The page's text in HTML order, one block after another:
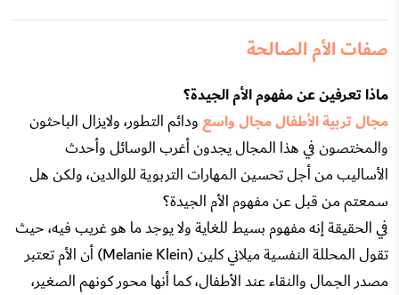
صفات الأم الصالحة
ماذا تعرفين عن مفهوم الأم الجيدة؟
مجال تربية الأطفال مجال واسعودائم التطور، ولايزال الباحثون
والمختصون في هذا المجال يجدون أغرب الوسائل وأحدث
الأساليب من أجل تحسين المهارات التربوية للوالدين، ولكن هل
سمعتم من قبل عن مفهوم الأم الجيدة؟
في الحقيقة إنه مفهوم بسيط للغاية ولا يوجد ما هو غريب فيه، حيث
تقول المحللة النفسية ميلاني كلين (Melanie Klein) أن الأم تعتبر
مصدر الجمال والنقاء عند الأطفال، كما أنها محور كونهم الصغير،